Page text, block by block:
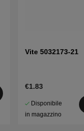
Vite 5032173-21
€1.83
Disponibile
in magazzino